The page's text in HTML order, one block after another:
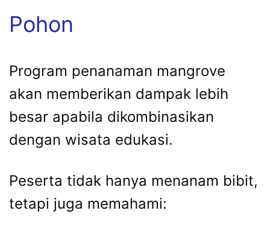
Pohon
Program penanaman mangrove
akan memberikan dampak lebih
besar apabila dikombinasikan
dengan wisata edukasi.
Peserta tidak hanya menanam bibit,
tetapi juga memahami: